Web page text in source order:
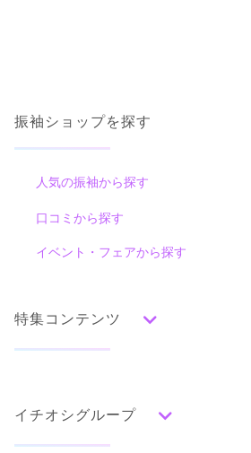
振袖ショップを探す
人気の振袖から探す
みんなの振袖ランキングトップ
色別ランキング
グレー
黒 その他
エレガント
レトロ
口コミから探す
口コミ一覧
イベント・フェアから探す
特集コンテンツ
ママ振特集
個性的振袖コーディネート特集
イチオシグループ